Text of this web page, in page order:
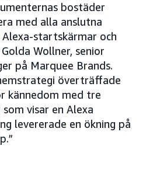
bostäder
med alla anslutna
startskärmar och
Wollner, senior
på Marquee Brands.
överträffade
kännedom med tre
visar en Alexa
levererade en ökning på